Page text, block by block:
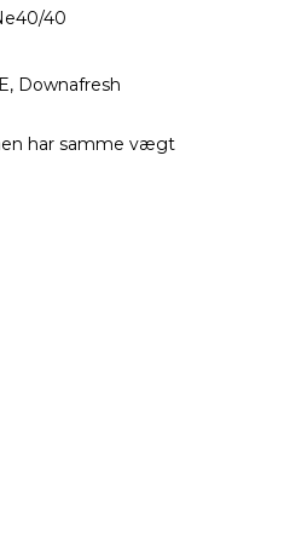
40
Downafresh
har samme vægt